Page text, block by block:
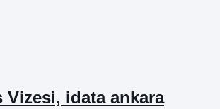
Vizesi, idata ankara